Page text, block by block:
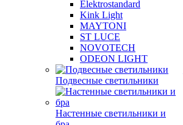
Elektrostandard
Kink Light
MAYTONI
ST LUCE
NOVOTECH
ODEON LIGHT
Подвесные светильники
Настенные светильники и